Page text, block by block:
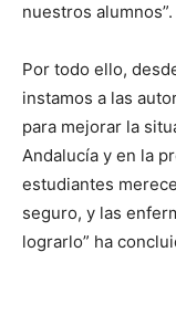
nuestros alumnos”.
Por todo ello,
instamos a las
para mejorar la
Andalucía y en la
estudiantes
seguro, y las
lograrlo” ha